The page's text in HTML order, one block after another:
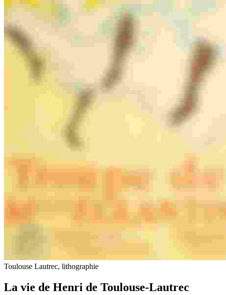
Toulouse Lautrec, lithographie
La vie de Henri de Toulouse-Lautrec